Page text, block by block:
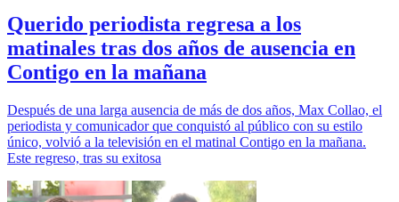
Querido periodista regresa a los
matinales tras dos años de ausencia en
Contigo en la mañana
Después de una larga ausencia de más de dos años, Max Collao, el
periodista y comunicador que conquistó al público con su estilo
único, volvió a la televisión en el matinal Contigo en la mañana.
Este regreso, tras su exitosa